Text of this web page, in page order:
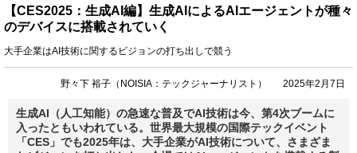
【CES2025：生成AI編】生成AIによるAIエージェントが種々
のデバイスに搭載されていく
大手企業はAI技術に関するビジョンの打ち出しで競う
野々下 裕子（NOISIA：テックジャーナリスト） 2025年2月7日
生成AI（人工知能）の急速な普及でAI技術は今、第4次ブームに
入ったともいわれている。世界最大規模の国際テックイベント
「CES」でも2025年は、大手企業がAI技術について、さまざま